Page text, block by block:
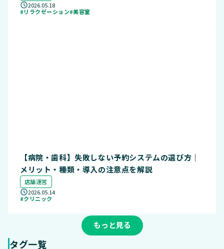
2026.05.18
#リラクゼーション#美容室
【病院・歯科】失敗しない予約システムの選び方｜
メリット・種類・導入の注意点を解説
店舗運営
2026.05.14
#クリニック
もっと見る
タグ一覧